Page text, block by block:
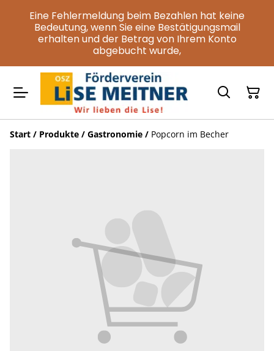
Eine Fehlermeldung beim Bezahlen hat keine
Bedeutung, wenn Sie eine Bestätigungsmail
erhalten und der Betrag von Ihrem Konto
abgebucht wurde,
Start / Produkte / Gastronomie / Popcorn im Becher